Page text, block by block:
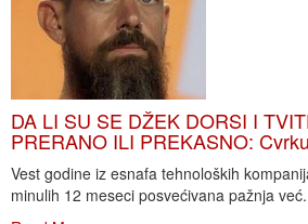
DA LI SU SE DŽEK DORSI I
PRERANO ILI PREKASNO:
Vest godine iz esnafa tehnoloških
minulih 12 meseci posvećivana pažnja